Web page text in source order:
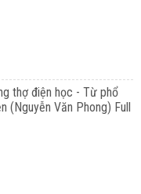
thợ điện học - Từ phổ
(Nguyễn Văn Phong) Full